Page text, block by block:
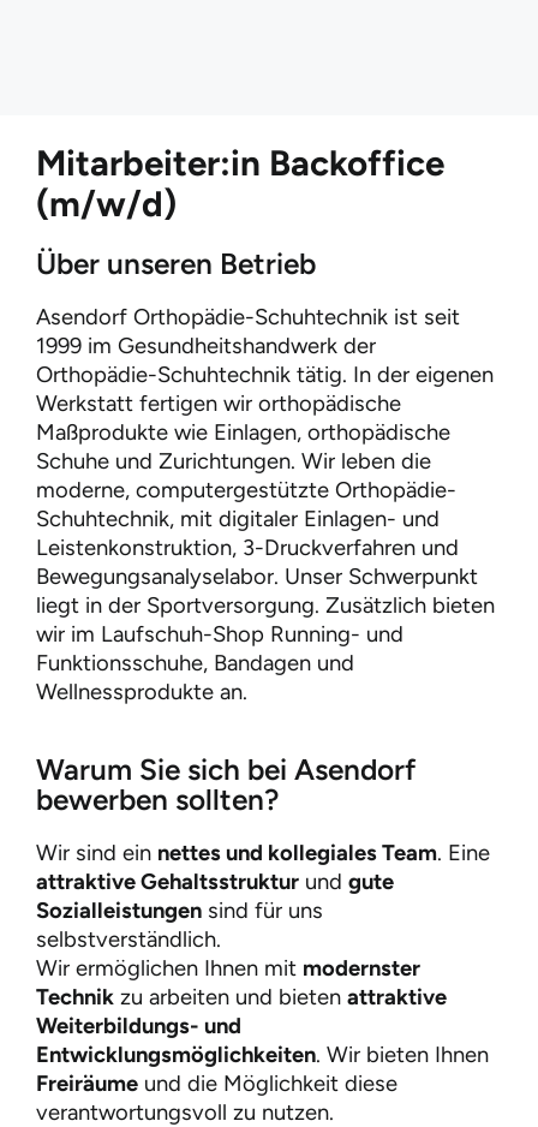
Kontakt
Mitarbeiter:in Backoffice
(m/w/d)
Über unseren Betrieb
Asendorf Orthopädie-Schuhtechnik ist seit
1999 im Gesundheitshandwerk der
Orthopädie-Schuhtechnik tätig. In der eigenen
Werkstatt fertigen wir orthopädische
Maßprodukte wie Einlagen, orthopädische
Schuhe und Zurichtungen. Wir leben die
moderne, computergestützte Orthopädie-
Schuhtechnik, mit digitaler Einlagen- und
Leistenkonstruktion, 3-Druckverfahren und
Bewegungsanalyselabor. Unser Schwerpunkt
liegt in der Sportversorgung. Zusätzlich bieten
wir im Laufschuh-Shop Running- und
Funktionsschuhe, Bandagen und
Wellnessprodukte an.
Warum Sie sich bei Asendorf
bewerben sollten?
Wir sind ein nettes und kollegiales Team. Eine
attraktive Gehaltsstrukturund gute
Sozialleistungensind für uns
selbstverständlich.
Wir ermöglichen Ihnen mit modernster
Technikzu arbeiten und bieten attraktive
Weiterbildungs- und
Entwicklungsmöglichkeiten. Wir bieten Ihnen
Freiräumeund die Möglichkeit diese
verantwortungsvoll zu nutzen.